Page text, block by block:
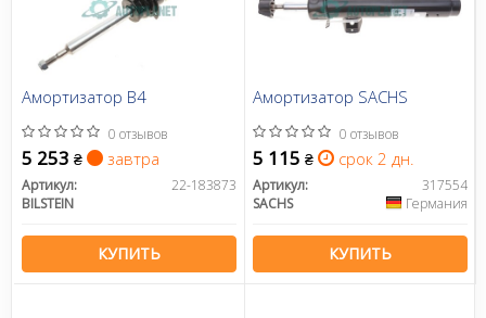
Амортизатор B4
0 отзывов
5 253 ₴ завтра
Артикул:
22-183873
BILSTEIN
КУПИТЬ
Амортизатор SACHS
0 отзывов
5 115 ₴ срок 2 дн.
Артикул:
317554
SACHS
Германия
КУПИТЬ